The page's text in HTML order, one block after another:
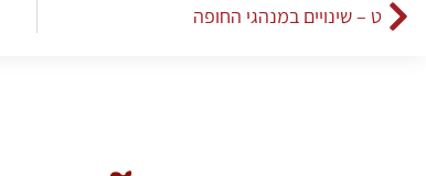
ט – שינויים במנהגי החופה